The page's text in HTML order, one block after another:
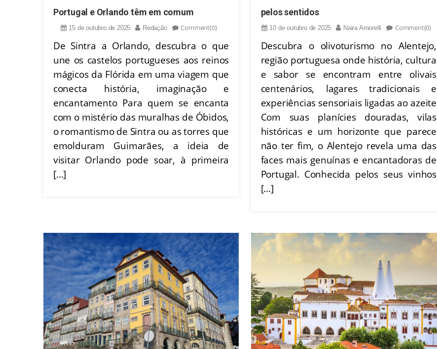
Portugal e Orlando têm em comum
15 de outubro de 2025 Redação Comment(0)
De Sintra a Orlando, descubra o que
une os castelos portugueses aos reinos
mágicos da Flórida em uma viagem que
conecta história, imaginação e
encantamento Para quem se encanta
com o mistério das muralhas de Óbidos,
o romantismo de Sintra ou as torres que
emolduram Guimarães, a ideia de
visitar Orlando pode soar, à primeira
[…]
pelos sentidos
10 de outubro de 2025 Naira Amorelli Comment(0)
Descubra o olivoturismo no Alentejo,
região portuguesa onde história, cultura
e sabor se encontram entre olivais
centenários, lagares tradicionais e
experiências sensoriais ligadas ao azeite
Com suas planícies douradas, vilas
históricas e um horizonte que parece
não ter fim, o Alentejo revela uma das
faces mais genuínas e encantadoras de
Portugal. Conhecida pelos seus vinhos
[…]